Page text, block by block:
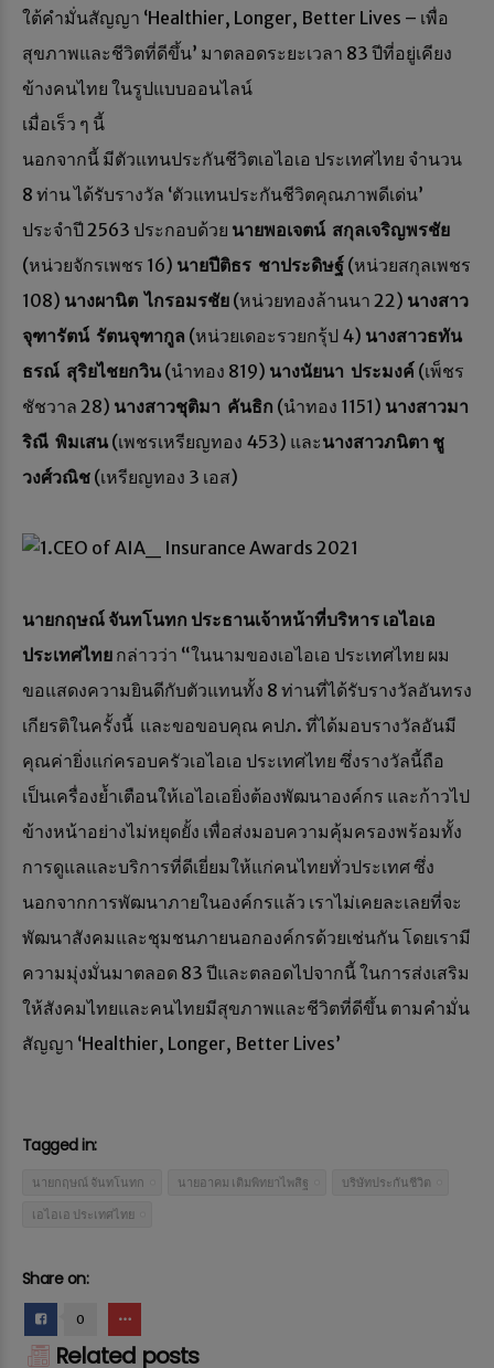
ใต้คำมั่นสัญญา ‘Healthier, Longer, Better Lives – เพื่อ
สุขภาพและชีวิตที่ดีขึ้น’ มาตลอดระยะเวลา 83 ปีที่อยู่เคียง
ข้างคนไทย ในรูปแบบออนไลน์
เมื่อเร็ว ๆ นี้
นอกจากนี้ มีตัวแทนประกันชีวิตเอไอเอ ประเทศไทย จำนวน
8 ท่าน ได้รับรางวัล ‘ตัวแทนประกันชีวิตคุณภาพดีเด่น’
ประจำปี 2563 ประกอบด้วย นายพอเจตน์ สกุลเจริญพรชัย
(หน่วยจักรเพชร 16) นายปีติธร ชาประดิษฐ์ (หน่วยสกุลเพชร
108) นางผานิต ไกรอมรชัย (หน่วยทองล้านนา 22) นางสาว
จุฑารัตน์ รัตนจุฑากูล (หน่วยเดอะรวยกรุ้ป 4) นางสาวธทัน
ธรณ์ สุริยไชยกวิน (นำทอง 819) นางนัยนา ประมงค์ (เพ็ชร
ชัชวาล 28) นางสาวชุติมา คันธิก (นำทอง 1151) นางสาวมา
ริณี พิมเสน (เพชรเหรียญทอง 453) และนางสาวภนิตา ชู
วงศ์วณิช (เหรียญทอง 3 เอส)
นายกฤษณ์ จันทโนทก ประธานเจ้าหน้าที่บริหาร เอไอเอ
ประเทศไทย กล่าวว่า “ในนามของเอไอเอ ประเทศไทย ผม
ขอแสดงความยินดีกับตัวแทนทั้ง 8 ท่านที่ได้รับรางวัลอันทรง
เกียรติในครั้งนี้ และขอขอบคุณ คปภ. ที่ได้มอบรางวัลอันมี
คุณค่ายิ่งแก่ครอบครัวเอไอเอ ประเทศไทย ซึ่งรางวัลนี้ถือ
เป็นเครื่องย้ำเตือนให้เอไอเอยิ่งต้องพัฒนาองค์กร และก้าวไป
ข้างหน้าอย่างไม่หยุดยั้ง เพื่อส่งมอบความคุ้มครองพร้อมทั้ง
การดูแลและบริการที่ดีเยี่ยมให้แก่คนไทยทั่วประเทศ ซึ่ง
นอกจากการพัฒนาภายในองค์กรแล้ว เราไม่เคยละเลยที่จะ
พัฒนาสังคมและชุมชนภายนอกองค์กรด้วยเช่นกัน โดยเรามี
ความมุ่งมั่นมาตลอด 83 ปีและตลอดไปจากนี้ ในการส่งเสริม
ให้สังคมไทยและคนไทยมีสุขภาพและชีวิตที่ดีขึ้น ตามคำมั่น
สัญญา ‘Healthier, Longer, Better Lives’
Tagged in:
นายกฤษณ์ จันทโนทก นายอาคม เติมพิทยาไพสิฐ บริษัทประกันชีวิต
เอไอเอ ประเทศไทย
Share on:
0
Related posts